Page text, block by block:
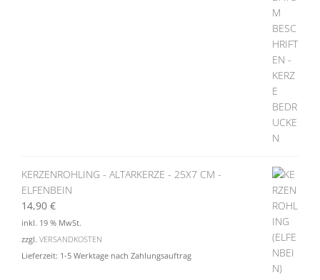
KERZENROHLING - ALTARKERZE - 25X7 CM -
ELFENBEIN
14,90 €
inkl. 19 % MwSt.
zzgl. VERSANDKOSTEN
Lieferzeit: 1-5 Werktage nach Zahlungsauftrag